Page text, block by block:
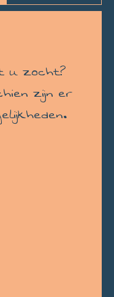
u zocht?
zijn er